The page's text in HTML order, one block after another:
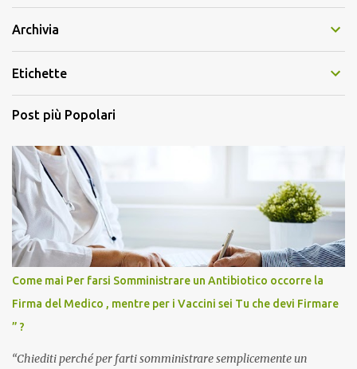
Archivia
Etichette
Post più Popolari
Come mai Per farsi Somministrare un Antibiotico occorre la
Firma del Medico , mentre per i Vaccini sei Tu che devi Firmare
” ?
“Chiediti perché per farti somministrare semplicemente un